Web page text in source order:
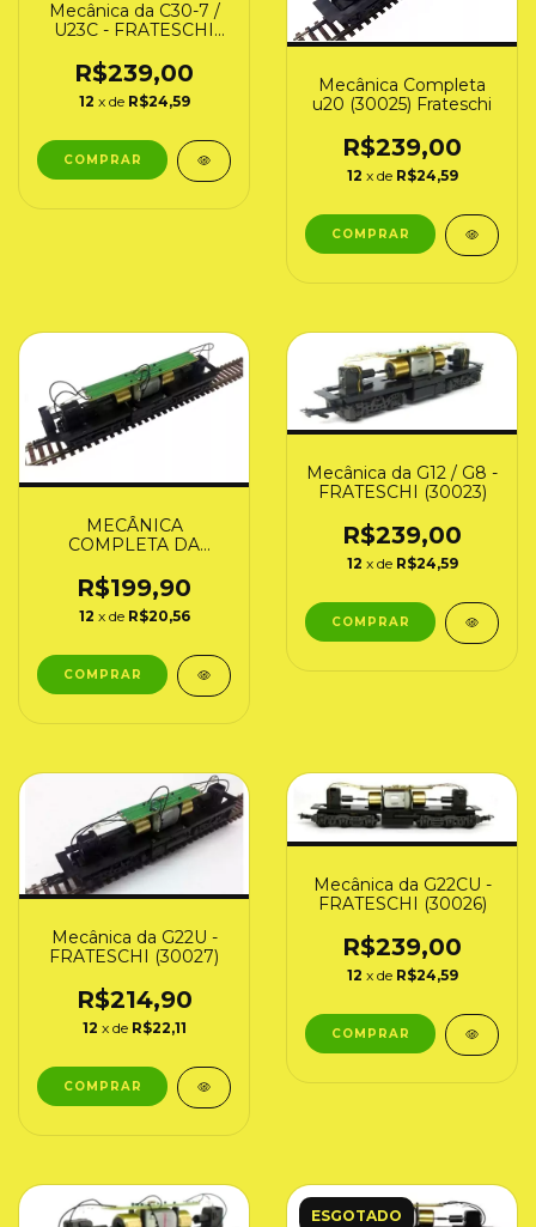
Mecânica da C30-7 /
U23C - FRATESCHI
R$239,00
12 x de R$24,59
Mecânica Completa
u20 (30025) Frateschi
R$239,00
12 x de R$24,59
MECÂNICA
COMPLETA DA
(30021) Frateschi
R$199,90
12 x de R$20,56
Mecânica da G12 / G8 -
FRATESCHI (30023)
R$239,00
12 x de R$24,59
Mecânica da G22U -
FRATESCHI (30027)
R$214,90
12 x de R$22,11
Mecânica da G22CU -
FRATESCHI (30026)
R$239,00
12 x de R$24,59
ESGOTADO